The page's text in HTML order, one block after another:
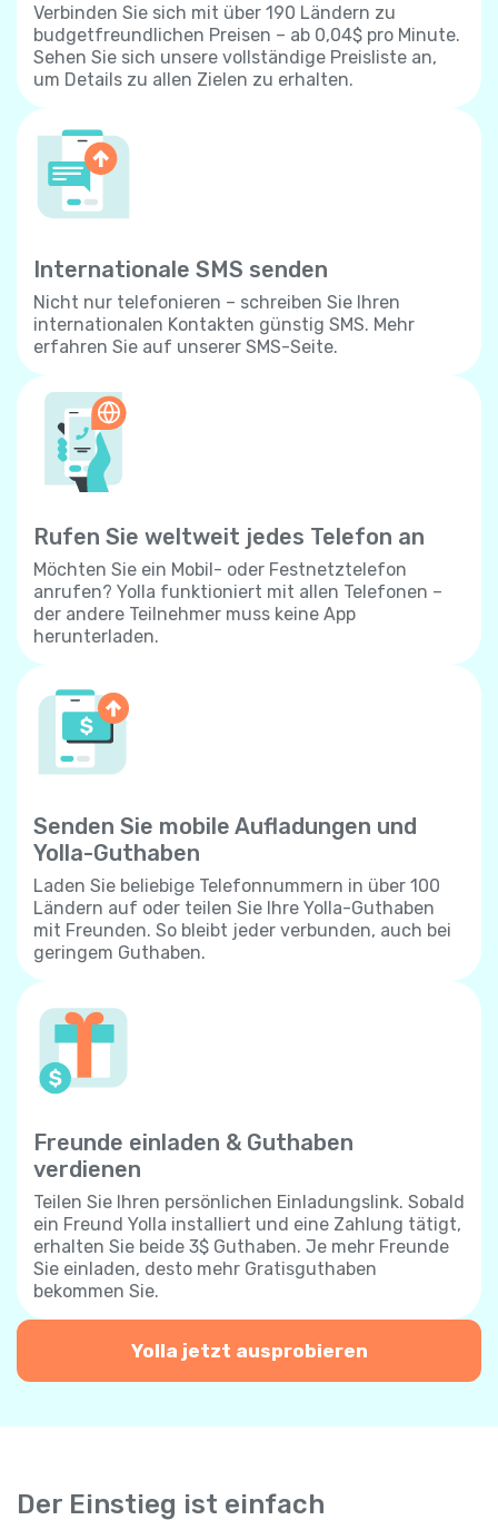
Verbinden Sie sich mit über 190 Ländern zu
budgetfreundlichen Preisen – ab 0,04$ pro Minute.
Sehen Sie sich unsere vollständige Preisliste an,
um Details zu allen Zielen zu erhalten.
Internationale SMS senden
Nicht nur telefonieren – schreiben Sie Ihren
internationalen Kontakten günstig SMS. Mehr
erfahren Sie auf unserer SMS-Seite.
Rufen Sie weltweit jedes Telefon an
Möchten Sie ein Mobil- oder Festnetztelefon
anrufen? Yolla funktioniert mit allen Telefonen –
der andere Teilnehmer muss keine App
herunterladen.
Senden Sie mobile Aufladungen und
Yolla-Guthaben
Laden Sie beliebige Telefonnummern in über 100
Ländern auf oder teilen Sie Ihre Yolla-Guthaben
mit Freunden. So bleibt jeder verbunden, auch bei
geringem Guthaben.
Freunde einladen & Guthaben
verdienen
Teilen Sie Ihren persönlichen Einladungslink. Sobald
ein Freund Yolla installiert und eine Zahlung tätigt,
erhalten Sie beide 3$ Guthaben. Je mehr Freunde
Sie einladen, desto mehr Gratisguthaben
bekommen Sie.
Yolla jetzt ausprobieren
Der Einstieg ist einfach